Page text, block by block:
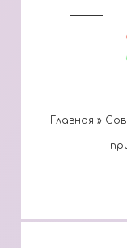
Главная »